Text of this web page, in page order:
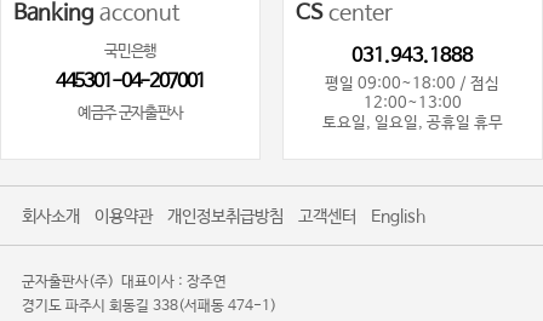
Banking acconut
국민은행
445301-04-207001
예금주 군자출판사
CScenter
031.943.1888
평일 09:00~18:00 / 점심
12:00~13:00
토요일, 일요일, 공휴일 휴무
회사소개 이용약관 개인정보취급방침 고객센터 English
군자출판사(주) 대표이사 : 장주연
경기도 파주시 회동길 338(서패동 474-1)